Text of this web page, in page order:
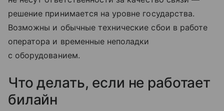
решение принимается на уровне государства.
Возможны и обычные технические сбои в работе
оператора и временные неполадки
с оборудованием.
Что делать, если не работает
билайн